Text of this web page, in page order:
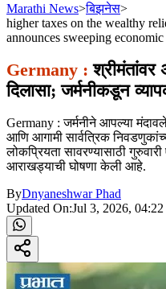
Marathi News>बिझनेस>
higher taxes on the wealthy
announces sweeping
Germany : श्रीमंतांवर
दिलासा; जर्मनीकडून
Germany : जर्मनीने आपल्या
आणि आगामी सार्वत्रिक
लोकप्रियता सावरण्यासाठी
आराखड्याची घोषणा केली आहे.
ByDnyaneshwar Phad
Updated On:Jul 3, 2026,